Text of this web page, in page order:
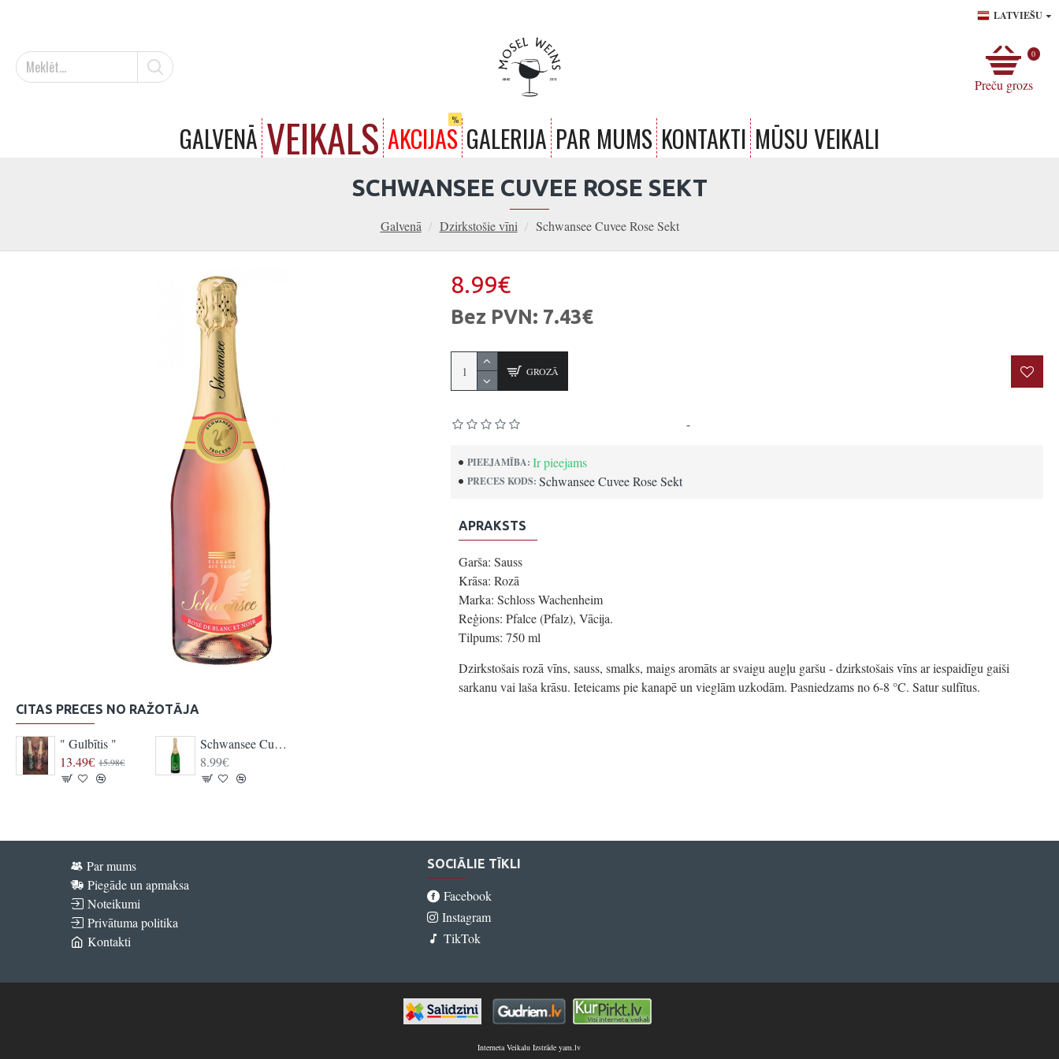
LATVIEŠU
Preču grozs
0
GALVENĀ VEIKALS AKCIJAS
%
GALERIJA PAR MUMS KONTAKTI MŪSU VEIKALI
Galvenā Dzirkstošie vīni Schwansee Cuvee Rose Sekt
SCHWANSEE CUVEE ROSE SEKT
CITAS PRECES NO RAŽOTĀJA
" Gulbītis "
13.49€ 15.98€
Schwansee Cuvee Sekt
8.99€
PIEEJAMĪBA: Ir pieejams
PRECES KODS: Schwansee Cuvee Rose Sekt
-
8.99€
Bez PVN: 7.43€
GROZĀ
APRAKSTS
Garša: Sauss
Krāsa: Rozā
Marka: Schloss Wachenheim
Reģions: Pfalce (Pfalz), Vācija.
Tilpums: 750 ml
Dzirkstošais rozā vīns, sauss, smalks, maigs aromāts ar svaigu augļu garšu - dzirkstošais vīns ar iespaidīgu gaiši
sarkanu vai laša krāsu. Ieteicams pie kanapē un vieglām uzkodām. Pasniedzams no 6-8 °C. Satur sulfītus.
Par mums
Piegāde un apmaksa
Noteikumi
Privātuma politika
Kontakti
SOCIĀLIE TĪKLI
Facebook
Instagram
TikTok
Interneta Veikalu Izstrāde yam.lv